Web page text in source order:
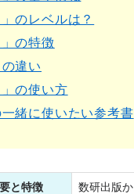
」のレベルは？
」の特徴
違い
」の使い方
緒に使いたい参考書
と特徴 数研出版